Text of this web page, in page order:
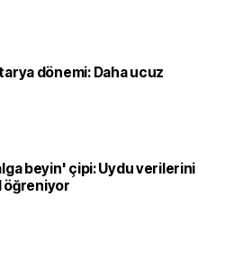
dönemi: Daha ucuz
beyin' çipi: Uydu verilerini
öğreniyor